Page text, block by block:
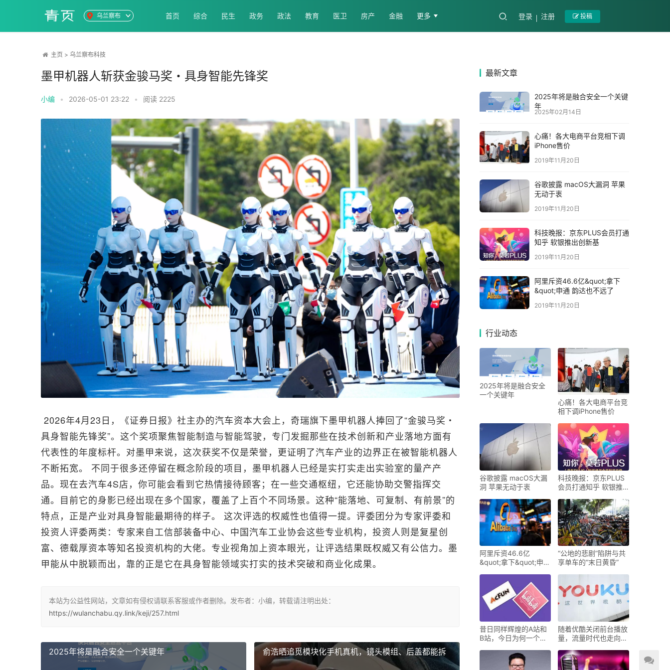
乌兰察布 首页 综合 民生 政务 政法 教育 医卫 房产 金融 更多 登录 注册 投稿
主页 > 乌兰察布科技
墨甲机器人斩获金骏马奖・具身智能先锋奖
小编 • 2026-05-01 23:22 • 阅读 2225
2026年4月23日，《证券日报》社主办的汽车资本大会上，奇瑞旗下墨甲机器人捧回了“金骏马奖・
具身智能先锋奖”。这个奖项聚焦智能制造与智能驾驶，专门发掘那些在技术创新和产业落地方面有
代表性的年度标杆。对墨甲来说，这次获奖不仅是荣誉，更证明了汽车产业的边界正在被智能机器人
不断拓宽。 不同于很多还停留在概念阶段的项目，墨甲机器人已经是实打实走出实验室的量产产
品。现在去汽车4S店，你可能会看到它热情接待顾客；在一些交通枢纽，它还能协助交警指挥交
通。目前它的身影已经出现在多个国家，覆盖了上百个不同场景。这种“能落地、可复制、有前景”的
特点，正是产业对具身智能最期待的样子。 这次评选的权威性也值得一提。评委团分为专家评委和
投资人评委两类：专家来自工信部装备中心、中国汽车工业协会这些专业机构，投资人则是复星创
富、德载厚资本等知名投资机构的大佬。专业视角加上资本眼光，让评选结果既权威又有公信力。墨
甲能从中脱颖而出，靠的正是它在具身智能领域实打实的技术突破和商业化成果。
本站为公益性网站，文章如有侵权请联系客服或作者删除。发布者：小编，转载请注明出处：
https://wulanchabu.qy.link/keji/257.html
2025年将是融合安全一个关键年 俞浩晒追觅模块化手机真机，镜头模组、后盖都能拆
最新文章
2025年将是融合安全一个关键
年
2025年02月14日
心痛！各大电商平台竞相下调
iPhone售价
2019年11月20日
谷歌披露 macOS大漏洞 苹果
无动于衷
2019年11月20日
科技晚报：京东PLUS会员打通
知乎 软银推出创新基
2019年11月20日
阿里斥资46.6亿&quot;拿下
&quot;申通 韵达也不远了
2019年11月20日
行业动态
2025年将是融合安全
一个关键年
心痛！各大电商平台竞
相下调iPhone售价
谷歌披露 macOS大漏
洞 苹果无动于衷
科技晚报：京东PLUS
会员打通知乎 软银推
阿里斥资46.6亿
&quot;拿下&quot;申通
“公地的悲剧”陷阱与共
享单车的“末日黄昏”
昔日同样辉煌的A站和
B站，今日为何一个河
随着优酷关闭前台播放
量，流量时代也走向尾